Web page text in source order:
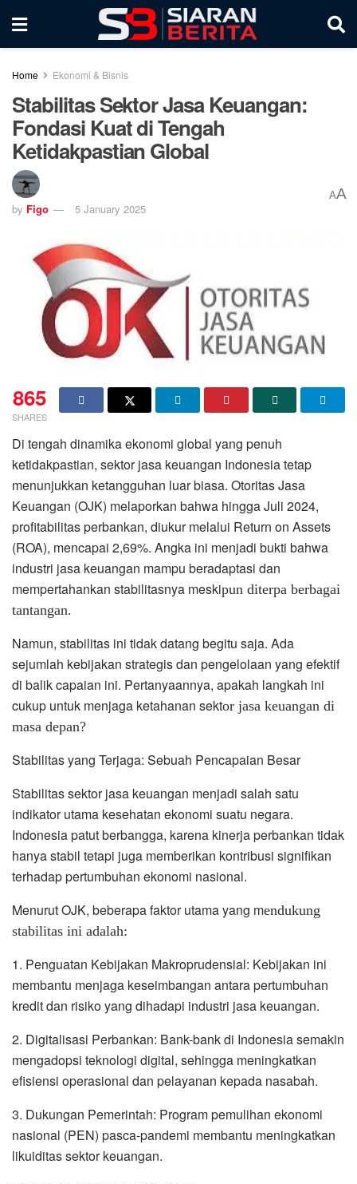
Home Ekonomi & Bisnis
Stabilitas Sektor Jasa Keuangan:
Fondasi Kuat di Tengah
Ketidakpastian Global
by Figo 5 January 2025
AA
865
SHARES
Di tengah dinamika ekonomi global yang penuh
ketidakpastian, sektor jasa keuangan Indonesia tetap
menunjukkan ketangguhan luar biasa. Otoritas Jasa
Keuangan (OJK) melaporkan bahwa hingga Juli 2024,
profitabilitas perbankan, diukur melalui Return on Assets
(ROA), mencapai 2,69%. Angka ini menjadi bukti bahwa
industri jasa keuangan mampu beradaptasi dan
mempertahankan stabilitasnya meskipun diterpa berbagai
tantangan.
Namun, stabilitas ini tidak datang begitu saja. Ada
sejumlah kebijakan strategis dan pengelolaan yang efektif
di balik capaian ini. Pertanyaannya, apakah langkah ini
cukup untuk menjaga ketahanan sektor jasa keuangan di
masa depan?
Stabilitas yang Terjaga: Sebuah Pencapaian Besar
Stabilitas sektor jasa keuangan menjadi salah satu
indikator utama kesehatan ekonomi suatu negara.
Indonesia patut berbangga, karena kinerja perbankan tidak
hanya stabil tetapi juga memberikan kontribusi signifikan
terhadap pertumbuhan ekonomi nasional.
Menurut OJK, beberapa faktor utama yang mendukung
stabilitas ini adalah:
1. Penguatan Kebijakan Makroprudensial: Kebijakan ini
membantu menjaga keseimbangan antara pertumbuhan
kredit dan risiko yang dihadapi industri jasa keuangan.
2. Digitalisasi Perbankan: Bank-bank di Indonesia semakin
mengadopsi teknologi digital, sehingga meningkatkan
efisiensi operasional dan pelayanan kepada nasabah.
3. Dukungan Pemerintah: Program pemulihan ekonomi
nasional (PEN) pasca-pandemi membantu meningkatkan
likuiditas sektor keuangan.